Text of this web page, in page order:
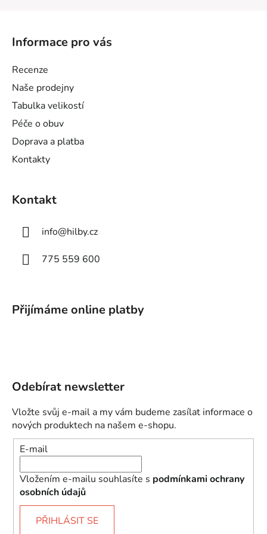
Informace pro vás
Recenze
Naše prodejny
Tabulka velikostí
Péče o obuv
Doprava a platba
Kontakty
Kontakt
info@hilby.cz
775 559 600
Přijímáme online platby
Odebírat newsletter
Vložte svůj e-mail a my vám budeme zasílat informace o
nových produktech na našem e-shopu.
E-mail
Vložením e-mailu souhlasíte s podmínkami ochrany
osobních údajů
PŘIHLÁSIT SE